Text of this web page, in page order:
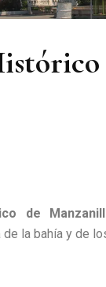
de
la bahía y de